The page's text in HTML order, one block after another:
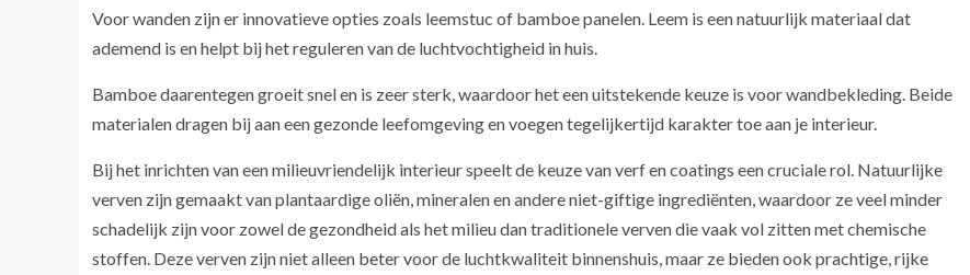
Voor wanden zijn er innovatieve opties zoals leemstuc of bamboe panelen. Leem is een natuurlijk materiaal dat
ademend is en helpt bij het reguleren van de luchtvochtigheid in huis.
Bamboe daarentegen groeit snel en is zeer sterk, waardoor het een uitstekende keuze is voor wandbekleding. Beide
materialen dragen bij aan een gezonde leefomgeving en voegen tegelijkertijd karakter toe aan je interieur.
Bij het inrichten van een milieuvriendelijk interieur speelt de keuze van verf en coatings een cruciale rol. Natuurlijke
verven zijn gemaakt van plantaardige oliën, mineralen en andere niet-giftige ingrediënten, waardoor ze veel minder
schadelijk zijn voor zowel de gezondheid als het milieu dan traditionele verven die vaak vol zitten met chemische
stoffen. Deze verven zijn niet alleen beter voor de luchtkwaliteit binnenshuis, maar ze bieden ook prachtige, rijke